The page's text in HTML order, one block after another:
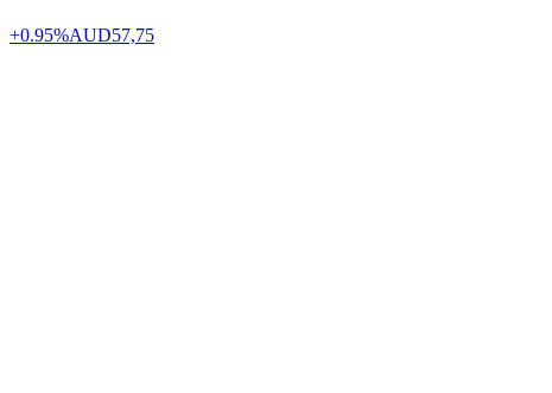
+0.95%AUD57,75